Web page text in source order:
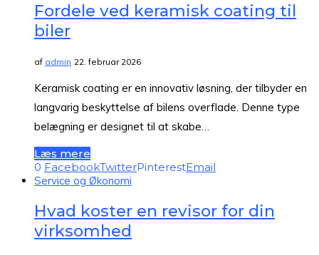
Fordele ved keramisk coating til
biler
af admin 22. februar 2026
Keramisk coating er en innovativ løsning, der tilbyder en
langvarig beskyttelse af bilens overflade. Denne type
belægning er designet til at skabe…
Læs mere
0 FacebookTwitterPinterestEmail
Service og Økonomi
Hvad koster en revisor for din
virksomhed